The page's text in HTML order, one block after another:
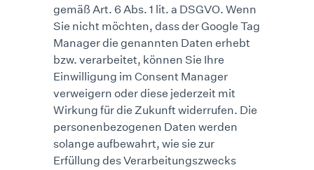
gemäß Art. 6 Abs. 1 lit. a DSGVO. Wenn
Sie nicht möchten, dass der Google Tag
Manager die genannten Daten erhebt
bzw. verarbeitet, können Sie Ihre
Einwilligung im Consent Manager
verweigern oder diese jederzeit mit
Wirkung für die Zukunft widerrufen. Die
personenbezogenen Daten werden
solange aufbewahrt, wie sie zur
Erfüllung des Verarbeitungszwecks